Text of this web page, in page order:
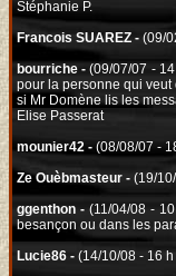
Stéphanie P.
Francois SUAREZ - (09/
bourriche -(09/07/07 -
pour la personne qui veut
si Mr Domène lis les
Elise Passerat
mounier42 - (08/08/07 -
Ze Ouèbmasteur - (19/
ggenthon - (11/04/08 -
besançon ou dans les
Lucie86 - (14/10/08 - 16